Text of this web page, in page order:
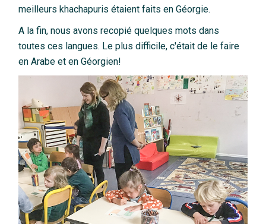
meilleurs khachapuris étaient faits en Géorgie.
A la fin, nous avons recopié quelques mots dans
toutes ces langues. Le plus difficile, c'était de le faire
en Arabe et en Géorgien!